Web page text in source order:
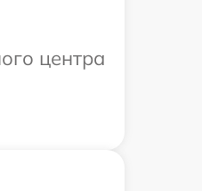
центра